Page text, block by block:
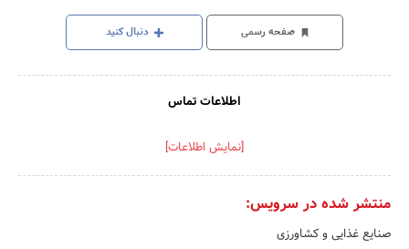
صفحه رسمی دنبال کنید
اطلاعات تماس
[نمایش اطلاعات]
منتشر شده در سرویس:
صنایع غذایی و کشاورزی